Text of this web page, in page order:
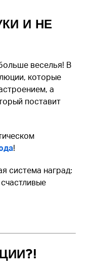
И НЕ
веселья! В
которые
а
поставит
!
система наград: